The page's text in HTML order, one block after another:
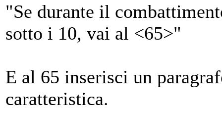
"Se durante il
sotto i 10, vai al <65>"
E al 65 inserisci un
caratteristica.